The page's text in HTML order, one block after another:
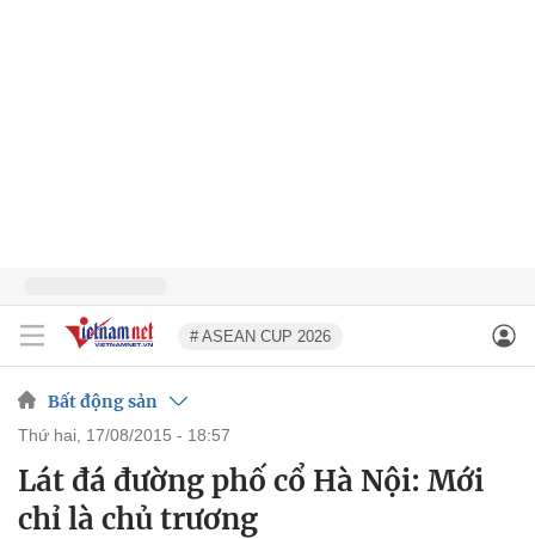
# ASEAN CUP 2026
Bất động sản
thứ hai, 17/08/2015 - 18:57
Lát đá đường phố cổ Hà Nội: Mới
chỉ là chủ trương